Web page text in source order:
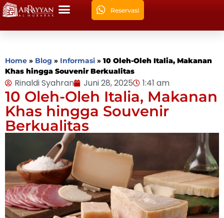
Reservasi
Home » Blog » Informasi » 10 Oleh-Oleh Italia, Makanan
Khas hingga Souvenir Berkualitas
Rinaldi Syahran Juni 28, 2025 1:41 am
10 Oleh-Oleh Italia, Makanan
Khas hingga Souvenir
Berkualitas